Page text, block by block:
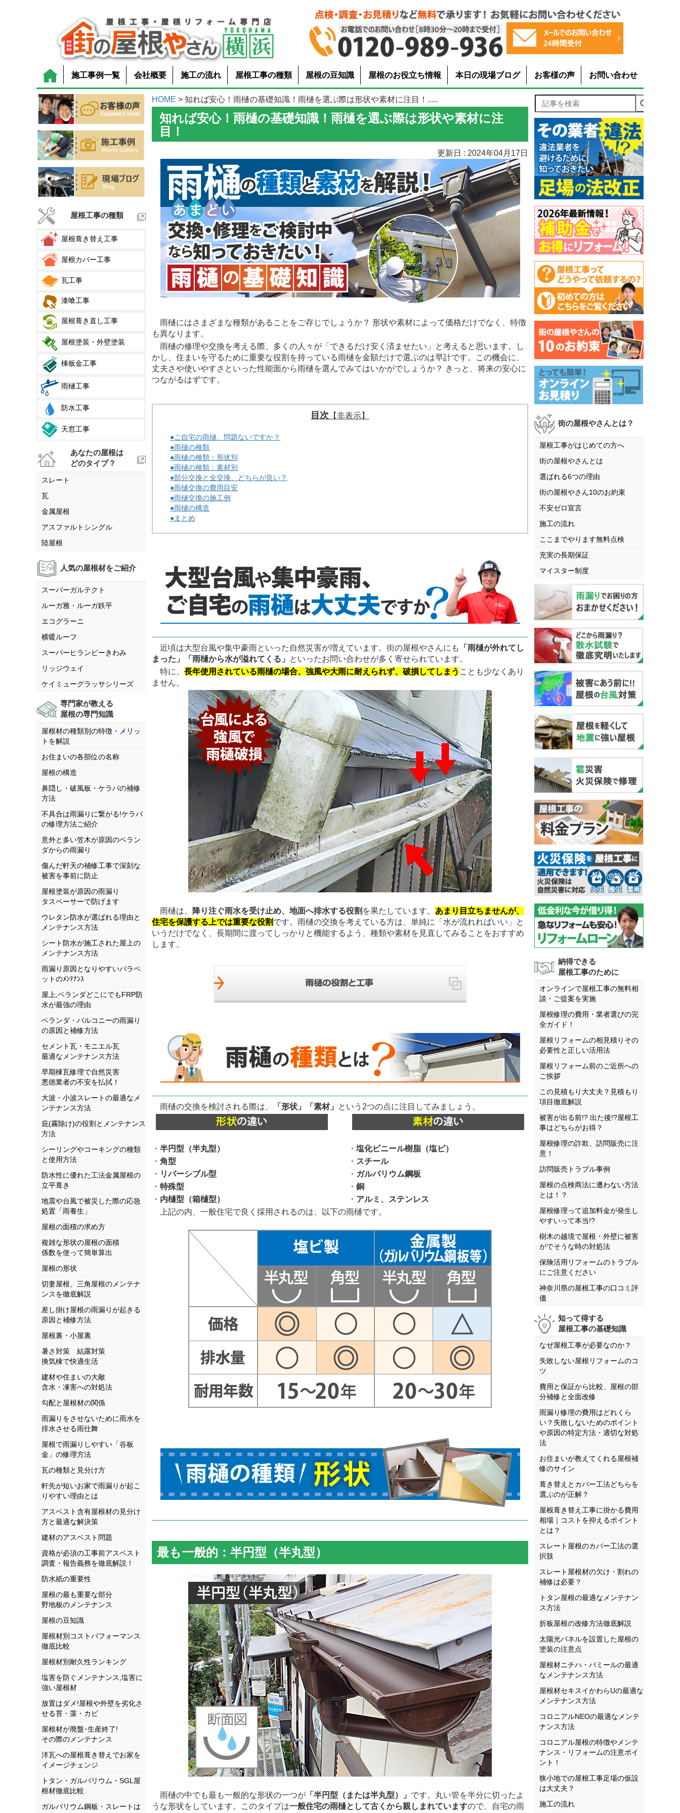
施工事例一覧 会社概要 施工の流れ 屋根工事の種類 屋根の豆知識 屋根のお役立ち情報 本日の現場ブログ お客様の声 お問い合わせ
屋根工事の種類
屋根葺き替え工事
屋根カバー工事
瓦工事
漆喰工事
屋根葺き直し工事
屋根塗装・外壁塗装
棟板金工事
雨樋工事
防水工事
天窓工事
あなたの屋根は
どのタイプ？
スレート
瓦
金属屋根
アスファルトシングル
陸屋根
人気の屋根材をご紹介
スーパーガルテクト
ルーガ雅・ルーガ鉄平
エコグラーニ
横暖ルーフ
スーパーヒランビーきわみ
リッジウェイ
ケイミューグラッサシリーズ
専門家が教える
屋根の専門知識
屋根材の種類別の特徴・メリッ
トを解説
お住まいの各部位の名称
屋根の構造
鼻隠し・破風板・ケラバの補修
方法
不具合は雨漏りに繋がる!ケラバ
の修理方法ご紹介
意外と多い笠木が原因のベラン
ダからの雨漏り
傷んだ軒天の補修工事で深刻な
被害を事前に防止
屋根塗装が原因の雨漏り
タスペーサーで防げます
ウレタン防水が選ばれる理由と
メンテナンス方法
シート防水が施工された屋上の
メンテナンス方法
雨漏り原因となりやすいパラペ
ットのﾒﾝﾃﾅﾝｽ
屋上,ベランダどこにでもFRP防
水が最強の理由
ベランダ・バルコニーの雨漏り
の原因と補修方法
セメント瓦・モニエル瓦
最適なメンテナンス方法
早期棟瓦修理で自然災害
悪徳業者の不安を払拭！
大波・小波スレートの最適なメ
ンテナンス方法
庇(霧除け)の役割とメンテナンス
方法
シーリングやコーキングの種類
と使用方法
防水性に優れた工法金属屋根の
立平葺き
地震や台風で被災した際の応急
処置「雨養生」
屋根の面積の求め方
複雑な形状の屋根の面積
係数を使って簡単算出
屋根の形状
切妻屋根、三角屋根のメンテナ
ンスを徹底解説
差し掛け屋根の雨漏りが起きる
原因と補修方法
屋根裏・小屋裏
暑さ対策 結露対策
換気棟で快適生活
建材や住まいの大敵
含水・凍害への対処法
勾配と屋根材の関係
雨漏りをさせないために雨水を
排水させる雨仕舞
屋根で雨漏りしやすい「谷板
金」の修理方法
瓦の種類と見分け方
軒先が短いお家で雨漏りが起こ
りやすい理由とは
アスベスト含有屋根材の見分け
方と最適な解決策
建材のアスベスト問題
資格が必須の工事前アスベスト
調査・報告義務を徹底解説！
防水紙の重要性
屋根の最も重要な部分
野地板のメンテナンス
屋根の豆知識
屋根材別コストパフォーマンス
徹底比較
屋根材別耐久性ランキング
塩害を防ぐメンテナンス,塩害に
強い屋根材
放置はダメ!屋根や外壁を劣化さ
せる苔・藻・カビ
屋根材が廃盤･生産終了!
その際のメンテナンス
洋瓦への屋根葺き替えでお家を
イメージチェンジ
トタン・ガルバリウム・SGL屋
根材徹底比較
ガルバリウム鋼板・スレートは
HOME > 知れば安心！雨樋の基礎知識！雨樋を選ぶ際は形状や素材に注目！.....
知れば安心！雨樋の基礎知識！雨樋を選ぶ際は形状や素材に注
目！
更新日 : 2024年04月17日
雨樋にはさまざまな種類があることをご存じでしょうか？ 形状や素材によって価格だけでなく、特徴
も異なります。
雨樋の修理や交換を考える際、多くの人々が「できるだけ安く済ませたい」と考えると思います。し
かし、住まいを守るために重要な役割を持っている雨樋を金額だけで選ぶのは早計です。この機会に、
丈夫さや使いやすさといった性能面から雨樋を選んでみてはいかがでしょうか？ きっと、将来の安心に
つながるはずです。
目次 【非表示】
●ご自宅の雨樋、問題ないですか？
●雨樋の種類
●雨樋の種類：形状別
●雨樋の種類：素材別
●部分交換と全交換、どちらが良い？
●雨樋交換の費用目安
●雨樋交換の施工例
●雨樋の構造
●まとめ
近頃は大型台風や集中豪雨といった自然災害が増えています。街の屋根やさんにも
「雨樋が外れてし
まった」「雨樋から水が溢れてくる」
といったお問い合わせが多く寄せられています。
特に、 長年使用されている雨樋の場合、強風や大雨に耐えられず、破損してしまう ことも少なくあり
ません。
雨樋は、 降り注ぐ雨水を受け止め、地面へ排水する役割 を果たしています。 あまり目立ちませんが、
住宅を保護する上では重要な役割です。雨樋の交換を考えている方は、単純に「水が流れればいい」と
いうだけでなく、長期間に渡ってしっかりと機能するよう、種類や素材を見直してみることをおすすめ
します。
雨樋の交換を検討される際は、 「形状」「素材」 という2つの点に注目してみましょう。
・ 半円型（半丸型）
・ 角型
・ リバーシブル型
・ 特殊型
・ 内樋型（箱樋型）
・ 塩化ビニール樹脂（塩ビ）
・ スチール
・ ガルバリウム鋼板
・ 銅
・ アルミ、ステンレス
上記の内、一般住宅で良く採用されるのは、以下の雨樋です。
最も一般的：半円型（半丸型）
雨樋の中でも最も一般的な形状の一つが 「半円型（または半丸型）」 です。丸い管を半分に切ったよ
うな形状をしています。このタイプは一般住宅の雨樋として古くから親しまれていますので、自宅の雨
記事を検索
街の屋根やさんとは？
屋根工事がはじめての方へ
街の屋根やさんとは
選ばれる6つの理由
街の屋根やさん10のお約束
不安ゼロ宣言
施工の流れ
ここまでやります無料点検
充実の長期保証
マイスター制度
納得できる
屋根工事のために
オンラインで屋根工事の無料相
談・ご提案を実施
屋根修理の費用・業者選びの完
全ガイド！
屋根リフォームの相見積りその
必要性と正しい活用法
屋根リフォーム前のご近所への
ご挨拶
この見積もり大丈夫？見積もり
項目徹底解説
被害が出る前!? 出た後!?屋根工
事はどちらがお得？
屋根修理の詐欺、訪問販売に注
意！
訪問販売トラブル事例
屋根の点検商法に遭わない方法
とは！？
屋根修理って追加料金が発生し
やすいって本当!?
樹木の越境で屋根・外壁に被害
がでそうな時の対処法
保険活用リフォームのトラブル
にご注意ください
神奈川県の屋根工事の口コミ評
価
知って得する
屋根工事の基礎知識
なぜ屋根工事が必要なのか？
失敗しない屋根リフォームのコ
ツ
費用と保証から比較、屋根の部
分補修と全面改修
雨漏り修理の費用はどれくら
い？失敗しないためのポイント
や原因の特定方法・適切な対処
法
お住まいが教えてくれる屋根補
修のサイン
葺き替えとカバー工法どちらを
選ぶのが正解？
屋根葺き替え工事に掛かる費用
相場｜コストを抑えるポイント
とは？
スレート屋根のカバー工法の選
択肢
スレート屋根材の欠け・割れの
補修は必要？
トタン屋根の最適なメンテナン
ス方法
折板屋根の改修方法徹底解説
太陽光パネルを設置した屋根の
塗装の注意点
屋根材ニチハ・パミールの最適
なメンテナンス方法
屋根材セキスイかわらUの最適な
メンテナンス方法
コロニアルNEOの最適なメンテ
ナンス方法
コロニアル屋根の特徴やメンテ
ナンス・リフォームの注意ポイ
ント！
狭小地での屋根工事足場の仮設
は大丈夫？
施工の流れ